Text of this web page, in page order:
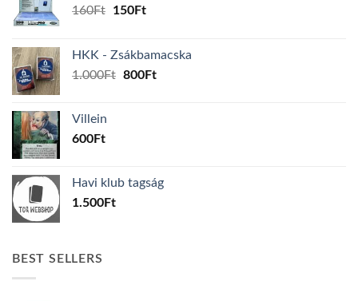
160Ft
Original
160Ft.
150FtCurrent
150Ft.
HKK - Zsákbamacska
1.000Ft Original
800FtCurrent
Villein
600Ft
Havi klub tagság
1.500Ft
BEST SELLERS